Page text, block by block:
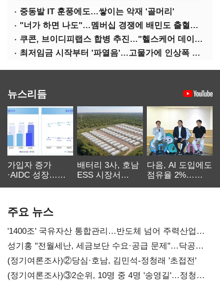
중동발 IT 훈풍에도…쌓이는 악재 '골머리'
"너가 하면 나도"…멤버십 경쟁에 배민도 출혈경쟁
쿠콘, 브이디피랩스 합병 추진…"헬스케어 데이터 플랫폼 확대"
최저임금 시작부터 '파열음'…고물가에 인상폭 갈등
뉴스리듬
가입자 증가
·AIDC 성장…
배터리 3사, 호남
ESS 시장서
다음, AI 도입에도
점유율 2%…
주요 뉴스
'1400조' 국유자산 통합관리…반도체 넘어 주력산업
구조혁신
성기홍 "전월세난, 세금보단 수요·공급 문제"…닥공
시사
(정기여론조사)②당심·호남, 김민석-정청래 '초접전'
(정기여론조사)③2순위, 10명 중 4명 '송영길'…정청래